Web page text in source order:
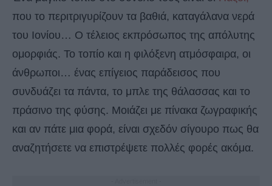
που το περιτριγυρίζουν τα βαθιά, καταγάλανα νερά
του Ιονίου… Ο τέλειος εκπρόσωπος της απόλυτης
ομορφιάς. Το τοπίο και η φιλόξενη ατμόσφαιρα, οι
άνθρωποι… ένας επίγειος παράδεισος που
συνδυάζει τα πάντα, το μπλε της θάλασσας και το
πράσινο της φύσης. Μοιάζει με πίνακα ζωγραφικής
και αν πάτε μια φορά, είναι σχεδόν σίγουρο πως θα
αναζητήσετε να επιστρέψετε πολλές φορές ακόμα.